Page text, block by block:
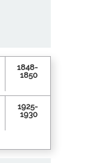
1848-
1850
1925-
1930